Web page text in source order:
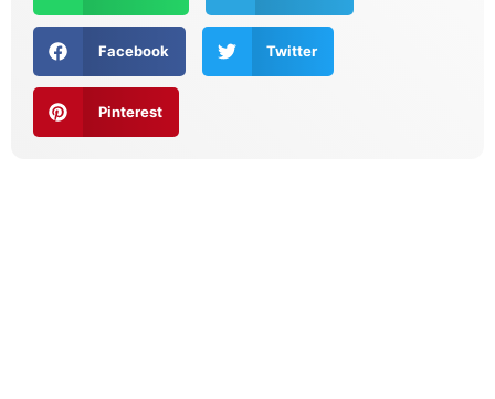
Facebook Twitter
Pinterest